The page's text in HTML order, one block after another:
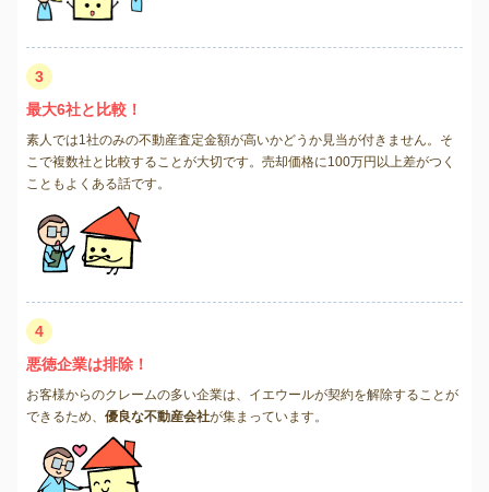
3
最大6社と比較！
素人では1社のみの不動産査定金額が高いかどうか見当が付きません。そ
こで複数社と比較することが大切です。売却価格に100万円以上差がつく
こともよくある話です。
4
悪徳企業は排除！
お客様からのクレームの多い企業は、イエウールが契約を解除することが
できるため、 優良な不動産会社が集まっています。